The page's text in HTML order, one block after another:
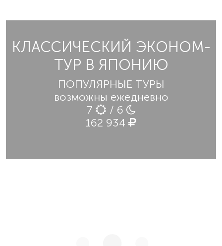
КЛАССИЧЕСКИЙ ЭКОНОМ-
ТУР В ЯПОНИЮ
ПОПУЛЯРНЫЕ ТУРЫ
возможны ежедневно
7
/ 6
162 934